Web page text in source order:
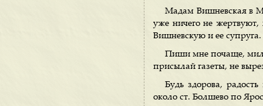
Мадам Вишневская в
уже ничего не
Вишневскую и ее
Пиши мне почаще,
присылай газеты, не
Будь здорова,
около ст. Болшево по